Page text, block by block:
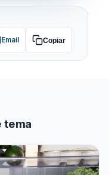
Email Copiar
tema